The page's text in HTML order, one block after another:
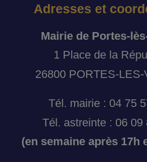
Adresses et
Mairie de Portes-
1 Place de la
26800 PORTES-
Tél. mairie : 04 75
Tél. astreinte : 06 09
(en semaine après 17h